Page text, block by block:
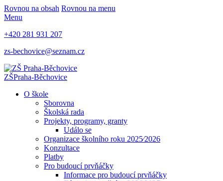
Rovnou na obsah Rovnou na menu
Menu
+420 281 931 207
zs-bechovice@seznam.cz
ZŠPraha-Běchovice
O škole
Sborovna
Školská rada
Projekty, programy, granty
Událo se
Organizace školního roku 2025⁄2026
Konzultace
Platby
Pro budoucí prvňáčky
Informace pro budoucí prvňáčky